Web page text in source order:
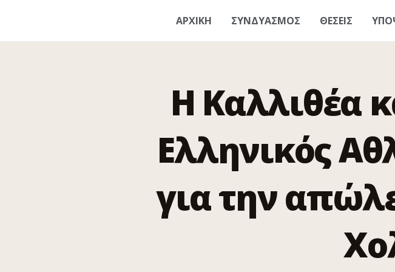
ΑΡΧΙΚΗ ΣΥΝΔΥΑΣΜΟΣ ΘΕΣΕΙΣ
Η Καλλιθέα
Ελληνικός
για την